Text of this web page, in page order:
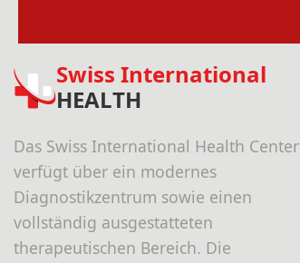
Swiss International
HEALTH
Das Swiss International Health Center
verfügt über ein modernes
Diagnostikzentrum sowie einen
vollständig ausgestatteten
therapeutischen Bereich. Die